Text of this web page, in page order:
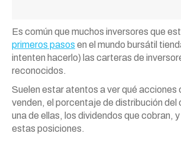
Es común que muchos inversores que
primeros pasos en el mundo bursátil
intenten hacerlo) las carteras de
reconocidos.
Suelen estar atentos a ver qué acciones
venden, el porcentaje de distribución del
una de ellas, los dividendos que cobran,
estas posiciones.